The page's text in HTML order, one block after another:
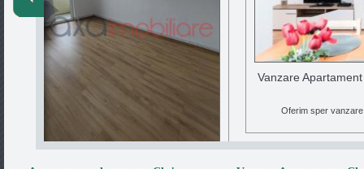
Vanzare
Oferim sper